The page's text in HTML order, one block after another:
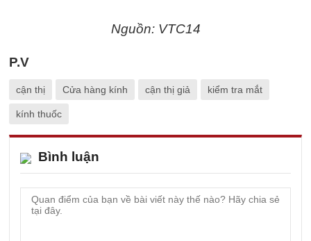
Nguồn: VTC14
P.V
cận thị Cửa hàng kính cận thị giả kiểm tra mắt
kính thuốc
Bình luận